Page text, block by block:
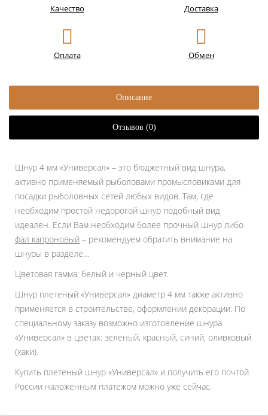
Качество Доставка
Оплата Обмен
Описание
Отзывов (0)
Шнур 4 мм «Универсал» – это бюджетный вид шнура,
активно применяемый рыболовами промысловиками для
посадки рыболовных сетей любых видов. Там, где
необходим простой недорогой шнур подобный вид
идеален. Если Вам необходим более прочный шнур либо
фал капроновый – рекомендуем обратить внимание на
шнуры в разделе…
Цветовая гамма: белый и черный цвет.
Шнур плетеный «Универсал» диаметр 4 мм также активно
применяется в строительстве, оформлении декорации. По
специальному заказу возможно изготовление шнура
«Универсал» в цветах: зеленый, красный, синий, оливковый
(хаки).
Купить плетеный шнур «Универсал» и получить его почтой
России наложенным платежом можно уже сейчас.